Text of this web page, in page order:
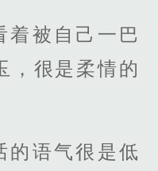
着被自己一巴
，很是柔情的
的语气很是低